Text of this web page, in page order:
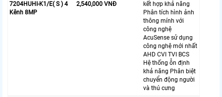
7204HUHI-K1/E( S ) 4
Kênh 8MP
2,540,000 VNĐ
kết hợp khả năng
Phân tích hình ảnh
thông mính với
công nghệ
AcuSense sử dụng
công nghệ mới nhất
AHD CVI TVI BCS
Hệ thống ỗn định
khả năng Phân biệt
chuyển động người
và thú cưng